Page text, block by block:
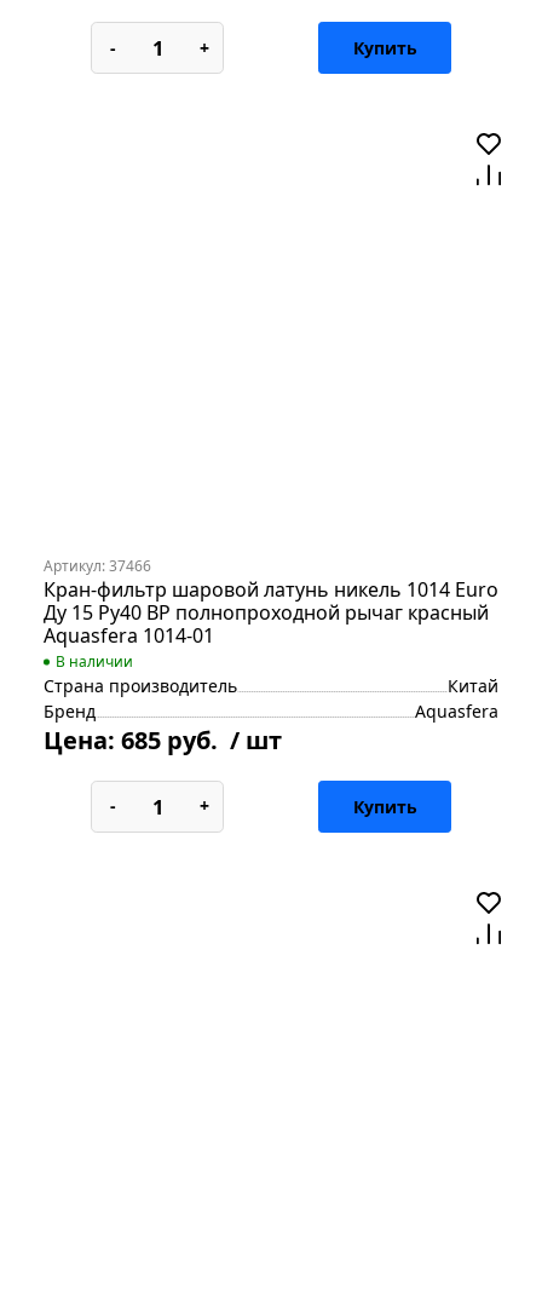
- + Купить
Артикул: 37466
Кран-фильтр шаровой латунь никель 1014 Euro
Ду 15 Ру40 ВР полнопроходной рычаг красный
Aquasfera 1014-01
В наличии
Страна производитель
Китай
Бренд
Aquasfera
Цена: 685 руб. / шт
- + Купить